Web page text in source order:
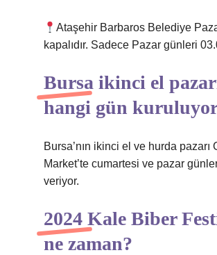
Ataşehir Barbaros Belediye
kapalıdır. Sadece Pazar günleri
Bursa ikinci el
hangi gün
Bursa’nın ikinci el ve hurda pazarı
Market’te cumartesi ve pazar
veriyor.
2024 Kale Biber
ne zaman?